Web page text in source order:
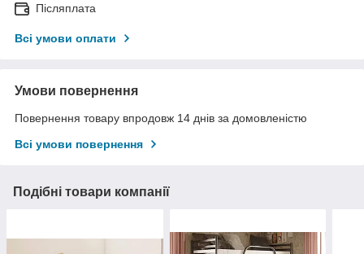
Післяплата
Всі умови оплати
Умови повернення
Повернення товару впродовж 14 днів за домовленістю
Всі умови повернення
Подібні товари компанії